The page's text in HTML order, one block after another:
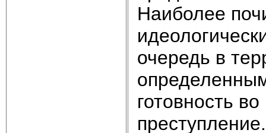
Наиболее
очередь в
готовность